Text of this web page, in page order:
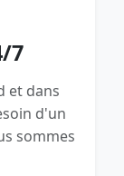
7
et dans
d'un
sommes